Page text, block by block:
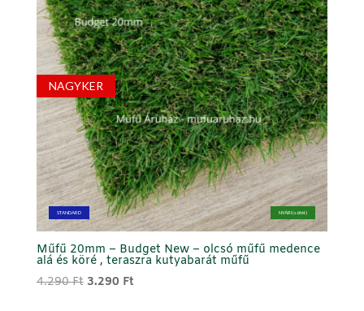
NAGYKER
STANDARD NYÁRI (sötét)
Műfű 20mm – Budget New – olcsó műfű medence
alá és köré , teraszra kutyabarát műfű
4.290Ft Original
3.290 FtCurrent